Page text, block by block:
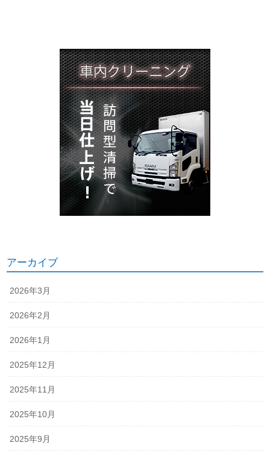
アーカイブ
2026年3月
2026年2月
2026年1月
2025年12月
2025年11月
2025年10月
2025年9月